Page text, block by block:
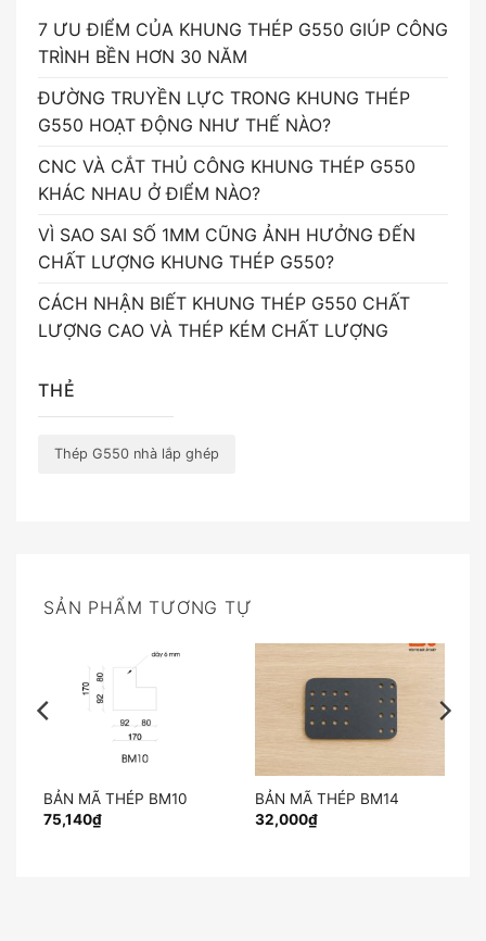
7 ƯU ĐIỂM CỦA KHUNG THÉP G550 GIÚP CÔNG
TRÌNH BỀN HƠN 30 NĂM
ĐƯỜNG TRUYỀN LỰC TRONG KHUNG THÉP
G550 HOẠT ĐỘNG NHƯ THẾ NÀO?
CNC VÀ CẮT THỦ CÔNG KHUNG THÉP G550
KHÁC NHAU Ở ĐIỂM NÀO?
VÌ SAO SAI SỐ 1MM CŨNG ẢNH HƯỞNG ĐẾN
CHẤT LƯỢNG KHUNG THÉP G550?
CÁCH NHẬN BIẾT KHUNG THÉP G550 CHẤT
LƯỢNG CAO VÀ THÉP KÉM CHẤT LƯỢNG
THẺ
Thép G550 nhà lắp ghép
SẢN PHẨM TƯƠNG TỰ
BẢN MÃ THÉP BM10
75,140₫
BẢN MÃ THÉP BM14
32,000₫